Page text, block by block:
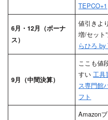
TEPCO+1
6月・12月（ボーナ
ス）
値引きよ
増/セット
らひろ
9月（中間決算）
ここも値
すい工具
ス専門館
フト
Amazon